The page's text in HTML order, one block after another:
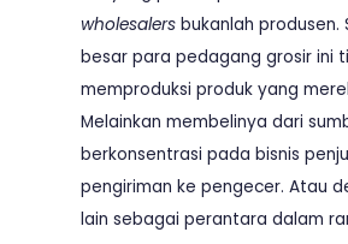
wholesalers bukanlah produsen.
besar para pedagang grosir ini
memproduksi produk yang
Melainkan membelinya dari
berkonsentrasi pada bisnis
pengiriman ke pengecer. Atau
lain sebagai perantara dalam